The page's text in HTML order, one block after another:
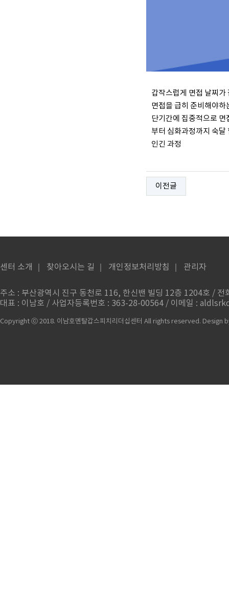
갑작스럽게 면접 날찌가
면접을 급히 준비해야하
단기간에 집중적으로 면
부터 심화과정까지 숙달
인긴 과정
이전글
센터 소개 찾아오시는 길 개인정보처리방침 관리자
주소 : 부산광역시 진구 동천로 116, 한신밴 빌딩 12층 1204호 /
대표 : 이남호 / 사업자등록번호 : 363-28-00564 / 이메일 :
Copyright ⓒ 2018. 이남호멘탈갑스피치리더십센터 All rights reserved. Design